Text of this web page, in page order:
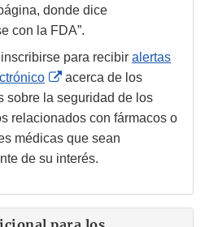
donde dice
con la FDA”.
para recibir alertas
External
Link
Disclaimer
acerca de los
sobre la seguridad de los
relacionados con fármacos o
médicas que sean
de su interés.